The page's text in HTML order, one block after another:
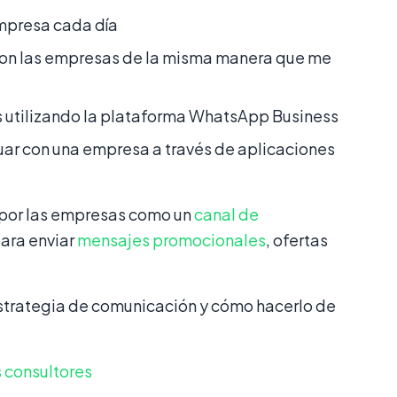
cada día
las empresas de la misma manera que me
la plataforma WhatsApp Business
con una empresa a través de aplicaciones
las empresas como uncanal de
enviarmensajes promocionales, ofertas
de comunicación y cómo hacerlo de
consultores